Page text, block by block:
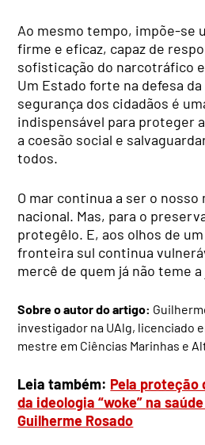
Ao mesmo tempo, impõe-se
firme e eficaz, capaz de
sofisticação do narcotráfico
Um Estado forte na defesa
segurança dos cidadãos é
indispensável para proteger
a coesão social e
todos.
O mar continua a ser o
nacional. Mas, para o
protegêlo. E, aos olhos de
fronteira sul continua
mercê de quem já não teme
Sobre o autor do artigo:
investigador na UAlg, licenciado
mestre em Ciências Marinhas e
Leia também: Pela proteção
da ideologia “woke” na
Guilherme Rosado